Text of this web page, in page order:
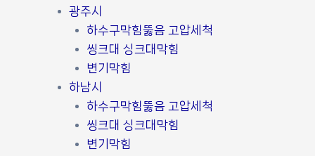
광주시
하수구막힘뚫음 고압세척
씽크대 싱크대막힘
변기막힘
하남시
하수구막힘뚫음 고압세척
씽크대 싱크대막힘
변기막힘